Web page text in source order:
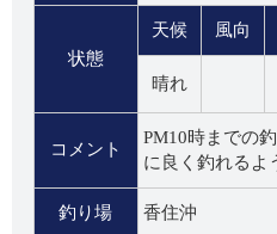
状態
天候 風向
晴れ
コメント
PM10時までの
に良く釣れるよ
釣り場 香住沖